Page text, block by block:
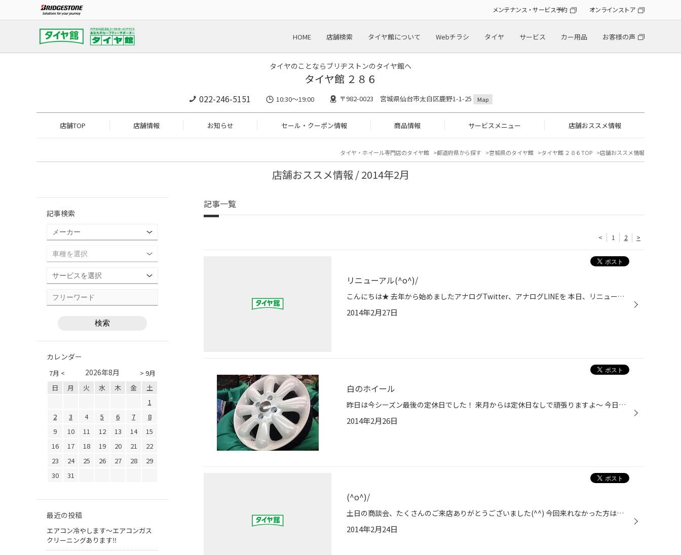
メンテナンス・サービス予約 オンラインストア
HOME 店舗検索 タイヤ館について Webチラシ タイヤ サービス カー用品 お客様の声
タイヤのことならブリヂストンのタイヤ館へ
タイヤ館 ２８６
022-246-5151 10:30～19:00 〒982-0023 宮城県仙台市太白区鹿野1-1-25 Map
店舗TOP 店舗情報 お知らせ セール・クーポン情報 商品情報 サービスメニュー 店舗おススメ情報
タイヤ・ホイール専門店のタイヤ館 都道府県から探す 宮城県のタイヤ館 タイヤ館 ２８６TOP 店舗おススメ情報
店舗おススメ情報 / 2014年2月
記事一覧
< 1 2 >
リニューアル(^o^)/
こんにちは★ 去年から始めましたアナログTwitter、アナログLINEを 本日、リニューアルしました！！！ 上が今までのアナログノートたち… たくさんのつぶやきをありがとうございます(*^^*) 新しくなったノートにもたくさんのつぶやきを期待しつつ、 2冊とも最初のつぶやきは私が記入しました（笑）
2014年2月27日
白のホイール
昨日は今シーズン最後の定休日でした！ 来月からは定休日なしで頑張りますよ〜 今日入ってきた素敵な白のホイール★（上） 下の写真は前からお店に展示してあるホイールです★ 私、個人的に白のホイールが好きなんですよね(*^o^*)
2014年2月26日
(^o^)/
土日の商談会、たくさんのご来店ありがとうございました(^^) 今回来れなかった方は３月１日、２日もありますので！！！ お待ちしております☆★☆
2014年2月24日
記事検索
カレンダー
7月 < > 9月
2026年8月
日 月 火 水 木 金
土
1
2
3 4 5 6 7
8
9
10 11 12 13 14
15
16
17 18 19 20 21
22
23
24 25 26 27 28
29
30
31
最近の投稿
エアコン冷やします〜エアコンガス
クリーニングあります‼︎